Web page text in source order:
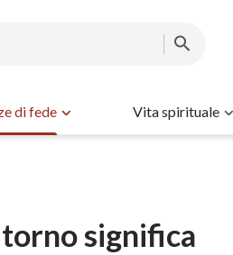
di fede Vita spirituale
significa